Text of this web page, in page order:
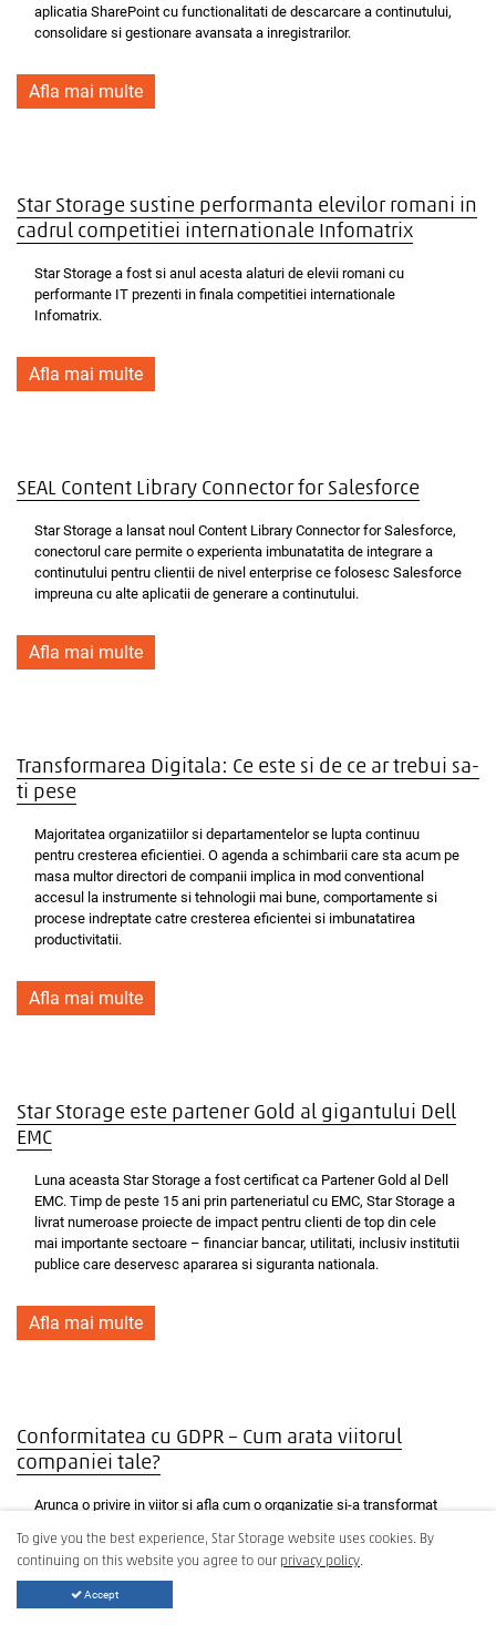
aplicatia SharePoint cu functionalitati de descarcare a continutului,
consolidare si gestionare avansata a inregistrarilor.
Afla mai multe
Star Storage sustine performanta elevilor romani in
cadrul competitiei internationale Infomatrix
Star Storage a fost si anul acesta alaturi de elevii romani cu
performante IT prezenti in finala competitiei internationale
Infomatrix.
Afla mai multe
SEAL Content Library Connector for Salesforce
Star Storage a lansat noul Content Library Connector for Salesforce,
conectorul care permite o experienta imbunatatita de integrare a
continutului pentru clientii de nivel enterprise ce folosesc Salesforce
impreuna cu alte aplicatii de generare a continutului.
Afla mai multe
Transformarea Digitala: Ce este si de ce ar trebui sa-
ti pese
Majoritatea organizatiilor si departamentelor se lupta continuu
pentru cresterea eficientiei. O agenda a schimbarii care sta acum pe
masa multor directori de companii implica in mod conventional
accesul la instrumente si tehnologii mai bune, comportamente si
procese indreptate catre cresterea eficientei si imbunatatirea
productivitatii.
Afla mai multe
Star Storage este partener Gold al gigantului Dell
EMC
Luna aceasta Star Storage a fost certificat ca Partener Gold al Dell
EMC. Timp de peste 15 ani prin parteneriatul cu EMC, Star Storage a
livrat numeroase proiecte de impact pentru clienti de top din cele
mai importante sectoare – financiar bancar, utilitati, inclusiv institutii
publice care deservesc apararea si siguranta nationala.
Afla mai multe
Conformitatea cu GDPR – Cum arata viitorul
companiei tale?
Arunca o privire in viitor si afla cum o organizatie si-a transformat
Afla mai multe
To give you the best experience, Star Storage website uses cookies. By
continuing on this website you agree to our privacy policy.
Accept